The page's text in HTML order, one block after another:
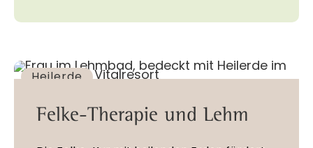
Heilerde
Felke-Therapie und Lehm